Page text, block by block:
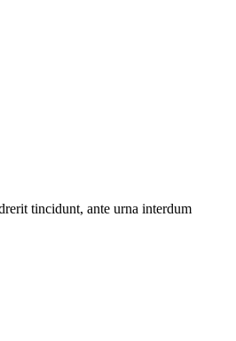
tincidunt, ante urna interdum